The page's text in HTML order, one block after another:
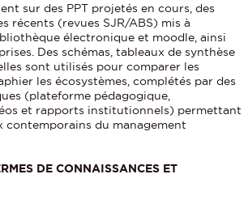
sur des PPT projetés en cours, des
récents (revues SJR/ABS) mis à
électronique et moodle, ainsi
Des schémas, tableaux de synthèse
sont utilisés pour comparer les
les écosystèmes, complétés par des
(plateforme pédagogique,
et rapports institutionnels) permettant
contemporains du management
DE CONNAISSANCES ET